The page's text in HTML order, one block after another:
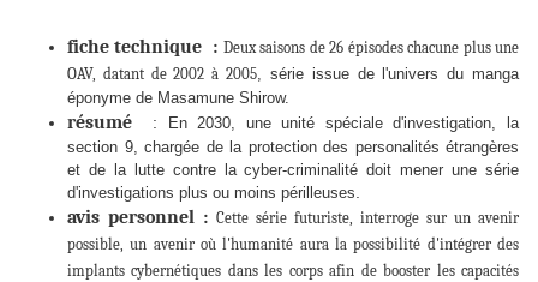
fiche technique : Deux saisons de 26 épisodes chacune plus une
OAV, datant de 2002 à 2005, série issue de l'univers du manga
éponyme de Masamune Shirow.
résumé :
En 2030, une unité spéciale d'investigation, la
section 9, chargée de la protection des personalités étrangères
et de la lutte contre la cyber-criminalité doit mener une série
d'investigations plus ou moins périlleuses
avis personnel : Cette série futuriste, interroge sur un avenir
possible, un avenir où l'humanité aura la possibilité d'intégrer des
implants cybernétiques dans les corps afin de booster les capacités